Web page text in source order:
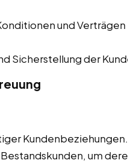
und
Sicherstellung der
Kundenbeziehungen.
um